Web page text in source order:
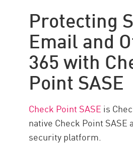
Protecting
Email and
365 with
Point SASE
Check Point SASE is
native Check Point SASE
security platform.